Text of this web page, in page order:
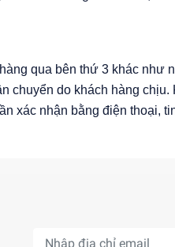
qua bên thứ 3 khác
chuyển do khách hàng
xác nhận bằng điện thoại,